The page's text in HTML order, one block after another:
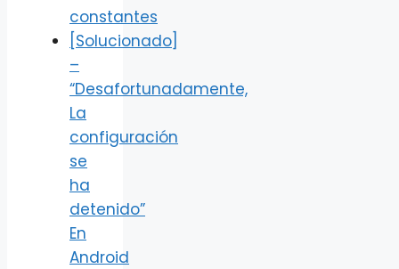
constantes
[Solucionado]
–
“Desafortunadamente,
La
configuración
se
ha
detenido”
En
Android